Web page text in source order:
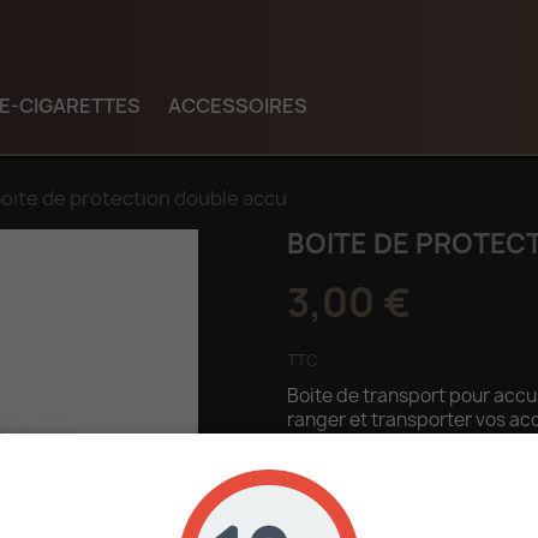
E-CIGARETTES ACCESSOIRES
de protection double accu
BOITE DE
3,00 €
TTC
Boite de transport pour
ranger et transporter vos
Quantité